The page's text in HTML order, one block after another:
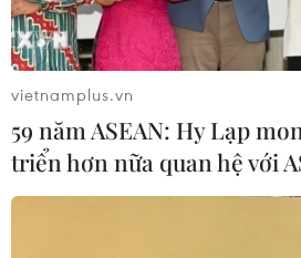
vietnamplus.vn
59 năm ASEAN: Hy Lạp
triển hơn nữa quan hệ với